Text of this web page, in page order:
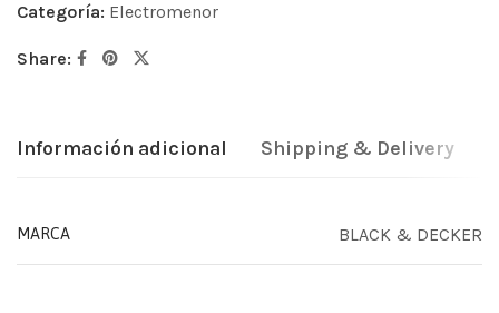
Categoría: Electromenor
Share:
Información adicional Shipping & Delivery
MARCA BLACK & DECKER